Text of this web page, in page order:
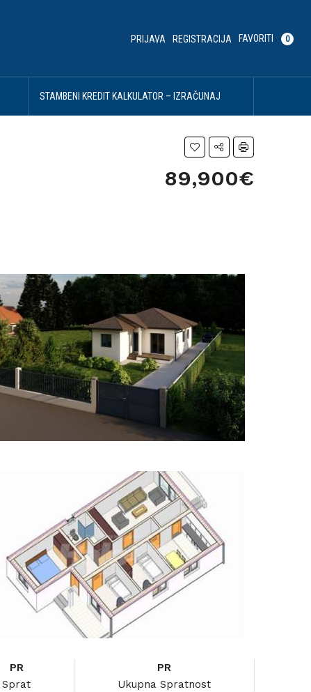
PRIJAVA REGISTRACIJA FAVORITI 0
STAMBENI KREDIT KALKULATOR – IZRAČUNAJ
89,900€
PR
Sprat
PR
Ukupna Spratnost